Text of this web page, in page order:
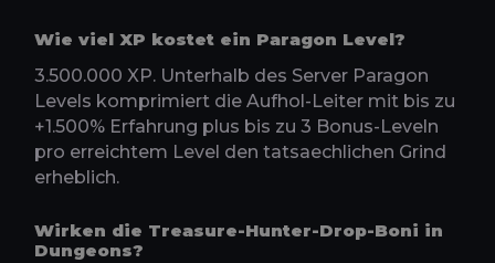
Wie viel XP kostet ein Paragon Level?
3.500.000 XP. Unterhalb des Server Paragon
Levels komprimiert die Aufhol-Leiter mit bis zu
+1.500% Erfahrung plus bis zu 3 Bonus-Leveln
pro erreichtem Level den tatsaechlichen Grind
erheblich.
Wirken die Treasure-Hunter-Drop-Boni in
Dungeons?